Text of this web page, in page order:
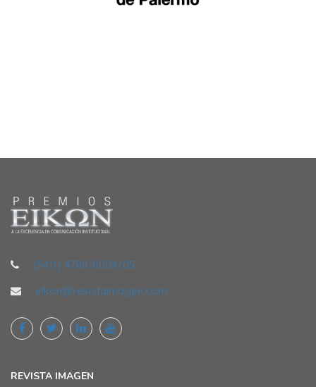
(5411) 4788-8004/05
eikon@revistaimagen.com
REVISTA IMAGEN